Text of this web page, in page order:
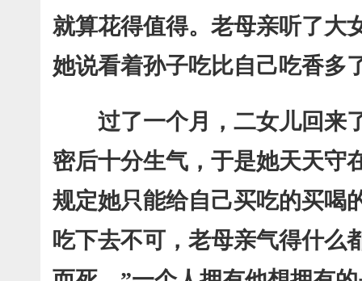
就算花得值得。老母亲听了大
她说看着孙子吃比自己吃香多
过了一个月，二女儿回来
密后十分生气，于是她天天守
规定她只能给自己买吃的买喝
吃下去不可，老母亲气得什么